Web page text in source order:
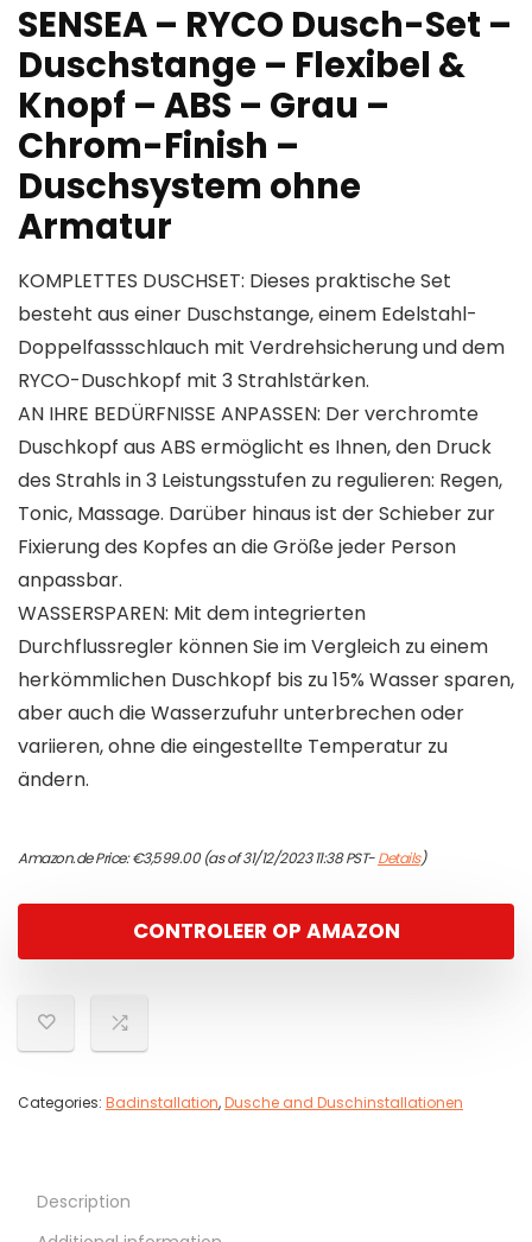
SENSEA – RYCO Dusch-Set –
Duschstange – Flexibel &
Knopf – ABS – Grau –
Chrom-Finish –
Duschsystem ohne
Armatur
KOMPLETTES DUSCHSET: Dieses praktische Set
besteht aus einer Duschstange, einem Edelstahl-
Doppelfassschlauch mit Verdrehsicherung und dem
RYCO-Duschkopf mit 3 Strahlstärken.
AN IHRE BEDÜRFNISSE ANPASSEN: Der verchromte
Duschkopf aus ABS ermöglicht es Ihnen, den Druck
des Strahls in 3 Leistungsstufen zu regulieren: Regen,
Tonic, Massage. Darüber hinaus ist der Schieber zur
Fixierung des Kopfes an die Größe jeder Person
anpassbar.
WASSERSPAREN: Mit dem integrierten
Durchflussregler können Sie im Vergleich zu einem
herkömmlichen Duschkopf bis zu 15% Wasser sparen,
aber auch die Wasserzufuhr unterbrechen oder
variieren, ohne die eingestellte Temperatur zu
ändern.
Amazon.de Price:€3,599.00(as of 31/12/2023 11:38 PST-Details)
CONTROLEER OP AMAZON
Categories: Badinstallation,Dusche and Duschinstallationen
Description